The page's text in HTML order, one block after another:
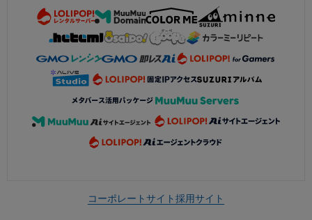
コーポレートサイト採用サイト